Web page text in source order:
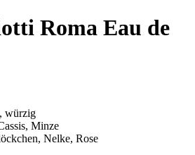
Roma Eau de
würzig
Minze
Nelke, Rose